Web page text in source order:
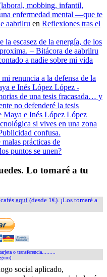
mobbing, infantil,
enfermedad mental —que te
aabrilru en Reflexiones tras el
la escasez de la energía, de los
– Bitácora de aabrilru
a nadie sobre mi vida
renuncia a la defensa de la
e Inés López López -
de una tesis fracasada… y
no defenderé la tesis
Maya e Inés López López
si vives en una zona
confusa.
prácticas de
puntos se unen?
Lo tomaré a tu
aquí (desde 1€). ¡Los tomaré a
o transferencia.........
social aplicado,